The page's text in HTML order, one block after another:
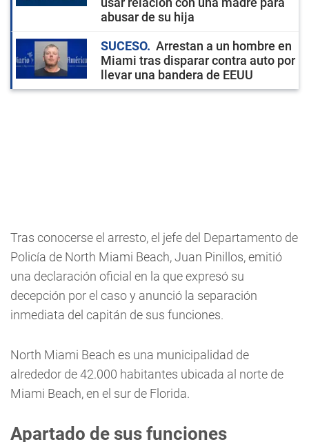
abusar de su hija
SUCESO
Arrestan a un hombre en
Miami tras disparar contra auto por
llevar una bandera de EEUU
Tras conocerse el arresto, el jefe del Departamento de
Policía de North Miami Beach, Juan Pinillos, emitió
una declaración oficial en la que expresó su
decepción por el caso y anunció la separación
inmediata del capitán de sus funciones.
North Miami Beach es una municipalidad de
alrededor de 42.000 habitantes ubicada al norte de
Miami Beach, en el sur de Florida.
Apartado de sus funciones